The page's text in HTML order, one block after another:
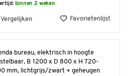
binnen 2 weken
Vergelijken Favorietenlijst
bureau, elektrisch in hoogte
B 1200 x D 800 x H 720-
mm, lichtgrijs/zwart + geheugen